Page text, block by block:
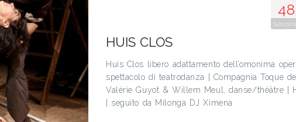
47
HUIS CLOS
Huis Clos libero adattamento dell’omonima
spettacolo di teatrodanza | Compagnia Toque
Valérie Guyot & Willem Meul, danse/théâtre |
| seguito da Milonga DJ Ximena